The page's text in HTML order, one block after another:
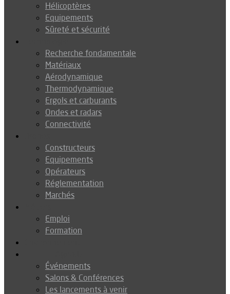
Hélicoptères
Equipements
Sûreté et sécurité
Recherche fondamentale
Matériaux
Aérodynamique
Thermodynamique
Ergols et carburants
Ondes et radars
Connectivité
Constructeurs
Equipements
Opérateurs
Réglementation
Marchés
Emploi
Formation
Événements
Salons & Conférences
Les lancements à venir